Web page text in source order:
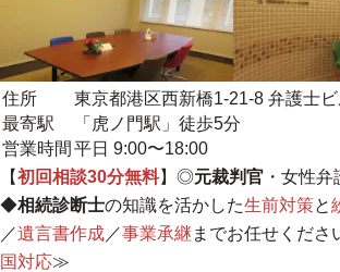
住所
東京都港区西新橋1-21-8 弁護士
最寄駅
「虎ノ門駅」徒歩5分
営業時間 平日 9:00〜18:00
【初回相談30分無料】◎元裁判官 ・女性
◆相続診断士の知識を活かした生前対策と
／遺言書作成 ／事業承継 までお任せくだ
国対応≫